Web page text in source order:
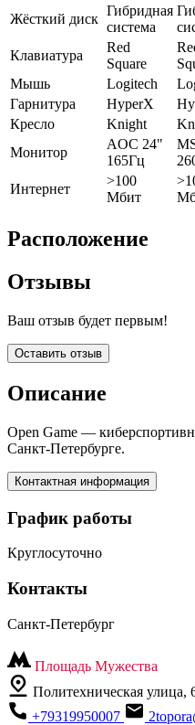
Жёсткий диск
Гибридная
система
Клавиатура
Red
Square
Мышь
Logitech
Гарнитура
HyperX
Кресло
Knight
Монитор
AOC 24"
165Гц
Интернет
>100
Мбит
Расположение
Отзывы
Ваш отзыв будет первым!
Оставить отзыв
Описание
Open Game —
Санкт-Петербурге.
Контактная информация
График работы
Круглосуточно
Контакты
Санкт-Петербург
Площадь Мужества
Политехническая улица,
+79319950007